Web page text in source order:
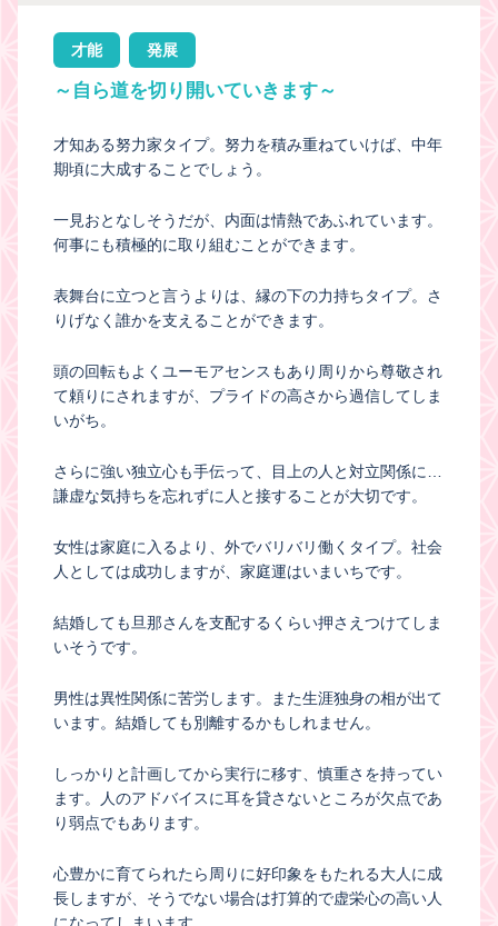
才能 発展
～自ら道を切り開いていきます～
才知ある努力家タイプ。努力を積み重ねていけば、中年
期頃に大成することでしょう。
一見おとなしそうだが、内面は情熱であふれています。
何事にも積極的に取り組むことができます。
表舞台に立つと言うよりは、縁の下の力持ちタイプ。さ
りげなく誰かを支えることができます。
頭の回転もよくユーモアセンスもあり周りから尊敬され
て頼りにされますが、プライドの高さから過信してしま
いがち。
さらに強い独立心も手伝って、目上の人と対立関係に…
謙虚な気持ちを忘れずに人と接することが大切です。
女性は家庭に入るより、外でバリバリ働くタイプ。社会
人としては成功しますが、家庭運はいまいちです。
結婚しても旦那さんを支配するくらい押さえつけてしま
いそうです。
男性は異性関係に苦労します。また生涯独身の相が出て
います。結婚しても別離するかもしれません。
しっかりと計画してから実行に移す、慎重さを持ってい
ます。人のアドバイスに耳を貸さないところが欠点であ
り弱点でもあります。
心豊かに育てられたら周りに好印象をもたれる大人に成
長しますが、そうでない場合は打算的で虚栄心の高い人